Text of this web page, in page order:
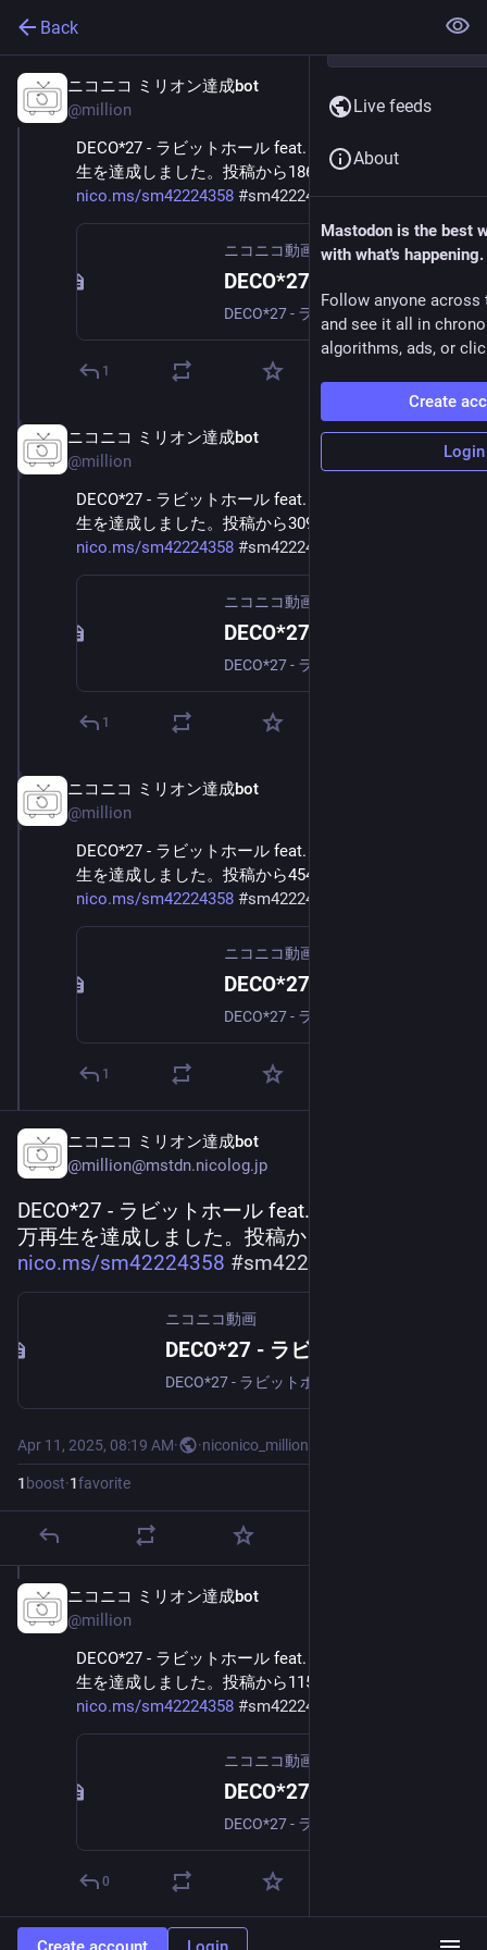
Back
ニコニコ ミリオン達成bot
@million
DECO*27 - ラビットホール feat. 初音ミク が200万再
生を達成しました。投稿から186.5日。
nico.ms/sm42224358 #sm42224358
ニコニコ動画
1
Mar 24, 2024
ニコニコ ミリオン達成bot
@million
DECO*27 - ラビットホール feat. 初音ミク が300万再
生を達成しました。投稿から309.9日。
nico.ms/sm42224358 #sm42224358
ニコニコ動画
1
ニコニコ ミリオン達成bot
@million
DECO*27 - ラビットホール feat. 初音ミク が400万再
生を達成しました。投稿から454.1日。
nico.ms/sm42224358 #sm42224358
ニコニコ動画
1
ニコニコ ミリオン達成bot
@million@mstdn.nicolog.jp
DECO*27 - ラビットホール feat. 初音ミク が500
万再生を達成しました。投稿から692.9日。
nico.ms/sm42224358 #sm42224358
ニコニコ動画
Apr 11, 2025, 08:19 AM· ·niconico_million_bot
1 boost·1favorite
ニコニコ ミリオン達成bot
@million
DECO*27 - ラビットホール feat. 初音ミク が600万再
生を達成しました。投稿から1155.7日。
nico.ms/sm42224358 #sm42224358
ニコニコ動画
0
Live feeds
About
Mastodon is the best
with what's happening.
Follow anyone across
and see it all in
algorithms, ads, or
Create
Login